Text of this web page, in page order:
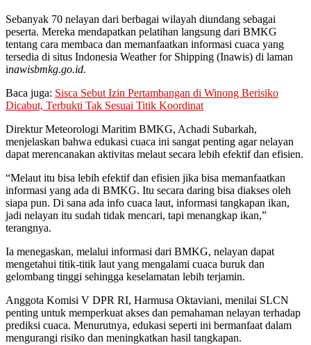
Sebanyak 70 nelayan dari berbagai wilayah diundang sebagai
peserta. Mereka mendapatkan pelatihan langsung dari BMKG
tentang cara membaca dan memanfaatkan informasi cuaca yang
tersedia di situs Indonesia Weather for Shipping (Inawis) di laman
inawisbmkg.go.id.
Baca juga: Sisca Sebut Izin Pertambangan di Winong Berisiko
Dicabut, Terbukti Tak Sesuai Titik Koordinat
Direktur Meteorologi Maritim BMKG, Achadi Subarkah,
menjelaskan bahwa edukasi cuaca ini sangat penting agar nelayan
dapat merencanakan aktivitas melaut secara lebih efektif dan efisien.
“Melaut itu bisa lebih efektif dan efisien jika bisa memanfaatkan
informasi yang ada di BMKG. Itu secara daring bisa diakses oleh
siapa pun. Di sana ada info cuaca laut, informasi tangkapan ikan,
jadi nelayan itu sudah tidak mencari, tapi menangkap ikan,”
terangnya.
Ia menegaskan, melalui informasi dari BMKG, nelayan dapat
mengetahui titik-titik laut yang mengalami cuaca buruk dan
gelombang tinggi sehingga keselamatan lebih terjamin.
Anggota Komisi V DPR RI, Harmusa Oktaviani, menilai SLCN
penting untuk memperkuat akses dan pemahaman nelayan terhadap
prediksi cuaca. Menurutnya, edukasi seperti ini bermanfaat dalam
mengurangi risiko dan meningkatkan hasil tangkapan.